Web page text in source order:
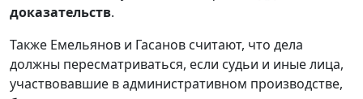
доказательств.
Также Емельянов и Гасанов считают, что дела
должны пересматриваться, если судьи и иные лица,
участвовавшие в административном производстве,